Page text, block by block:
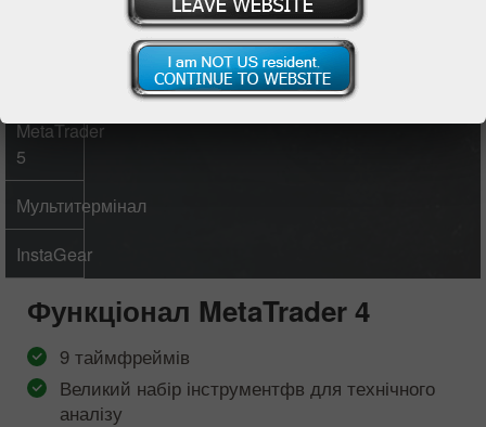
MetaTrader
MetaTrader
5
Мультитермінал
InstaGear
Функціонал MetaTrader 4
9 таймфреймів
Великий набір інструментфв для технічного
аналізу